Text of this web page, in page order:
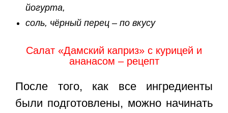
йогурта,
соль, чёрный перец – по вкусу
Салат «Дамский каприз» с курицей и
ананасом – рецепт
После того, как все ингредиенты
были подготовлены, можно начинать